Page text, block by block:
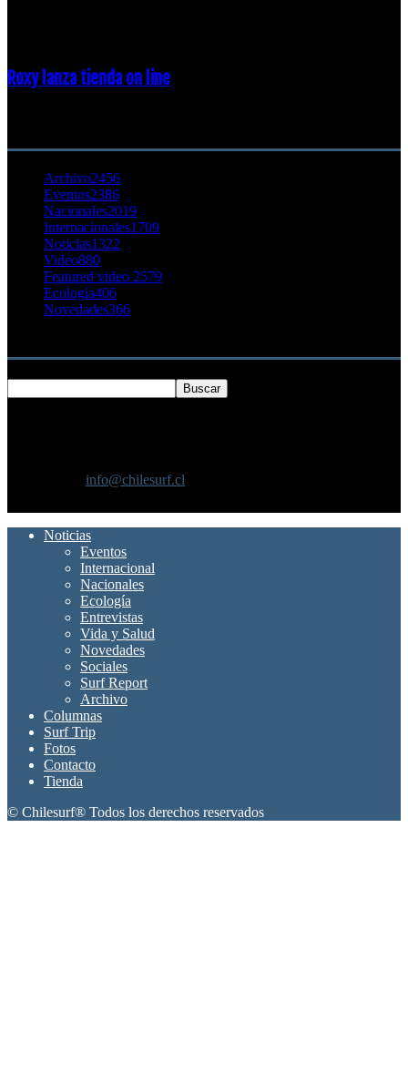
Roxy lanza tienda on line
Archivo2456
Eventos2386
Nacionales2019
Internacionales1709
Noticias1322
Video880
Featured video 2579
Ecología406
Novedades366
info@chilesurf.cl
Noticias
Eventos
Internacional
Nacionales
Ecología
Entrevistas
Vida y Salud
Novedades
Sociales
Surf Report
Archivo
Columnas
Surf Trip
Fotos
Contacto
Tienda
© Chilesurf® Todos los derechos reservados